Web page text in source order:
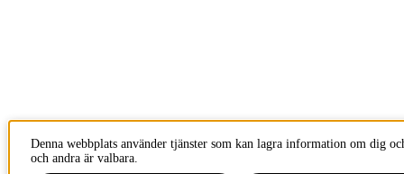
Denna webbplats använder tjänster som kan lagra information om dig
och andra är valbara.